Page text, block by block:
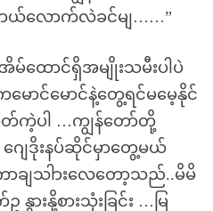
လောက်လဲခင်မျ……”
ထောင်ရှိအမျိုးသမီးပါပဲ
ာင်မောင်နဲ့တွေ့ရင်မမေ့နိုင်
ကဲ့ပါ …ကျွန်တော်တို့
ဂျေဒိုးနပ်ဆိုင်မှာတွေ့မယ်
ချသါားလေတော့သည်..မိမိ
ားနို့စားသုံးခြင်း …မြ